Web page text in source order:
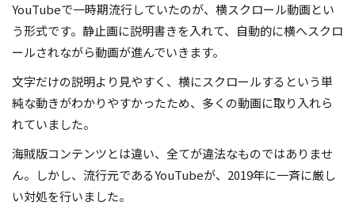
YouTubeで一時期流行していたのが、横スクロール動画とい
う形式です。静止画に説明書きを入れて、自動的に横へスクロ
ールされながら動画が進んでいきます。
文字だけの説明より見やすく、横にスクロールするという単
純な動きがわかりやすかったため、多くの動画に取り入れら
れていました。
海賊版コンテンツとは違い、全てが違法なものではありませ
ん。しかし、流行元であるYouTubeが、2019年に一斉に厳し
い対処を行いました。